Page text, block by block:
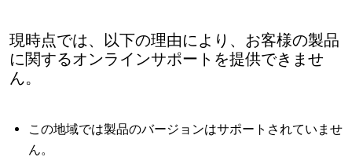
現時点では、以下の理由により、お客様の製品
に関するオンラインサポートを提供できませ
ん。
この地域では製品のバージョンはサポートされていませ
ん。